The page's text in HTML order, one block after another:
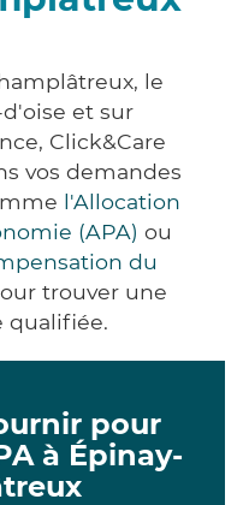
le
et sur
Click&Care
vos demandes
l'Allocation
(APA) ou
du
trouver une
qualifiée.
pour
à Épinay-